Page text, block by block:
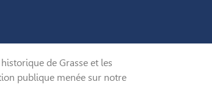
de Grasse et les
publique menée sur notre